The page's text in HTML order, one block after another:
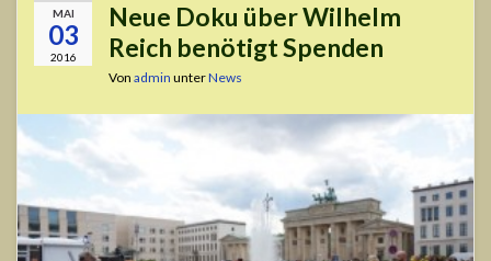
MAI
03
2016
Neue Doku über Wilhelm
Reich benötigt Spenden
Von admin unterNews